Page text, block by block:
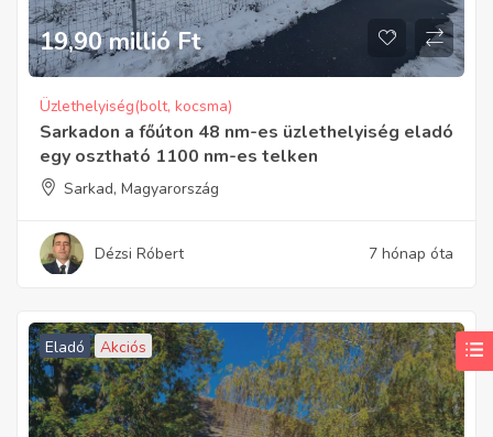
19,90 millió Ft
Üzlethelyiség(bolt, kocsma)
Sarkadon a főúton 48 nm-es üzlethelyiség eladó
egy osztható 1100 nm-es telken
Sarkad, Magyarország
Dézsi Róbert 7 hónap óta
Eladó Akciós